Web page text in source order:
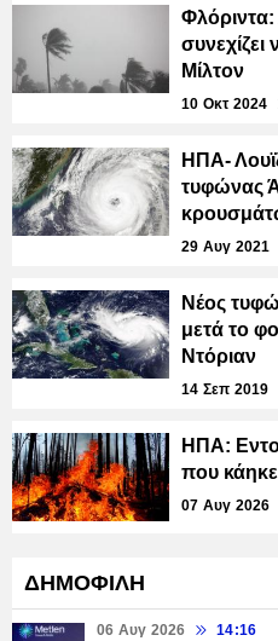
Φλόριντα:
συνεχίζει
Μίλτον
10 Οκτ 2024
ΗΠΑ-
τυφώνας
29 Αυγ 2021
Νέος
μετά το
Ντόριαν
14 Σεπ 2019
ΗΠΑ:
που
07 Αυγ 2026
ΔΗΜΟΦΙΛΗ
06 Αυγ 2026 14:16